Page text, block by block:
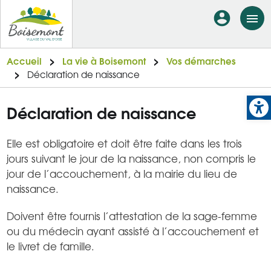
En-
-
Accueil La vie à Boisemont Vos démarches
Déclaration de naissance
Déclaration de naissance
Elle est obligatoire et doit être faite dans les trois
jours suivant le jour de la naissance, non compris le
jour de l’accouchement, à la mairie du lieu de
naissance.
Doivent être fournis l’attestation de la sage-femme
ou du médecin ayant assisté à l’accouchement et
le livret de famille.